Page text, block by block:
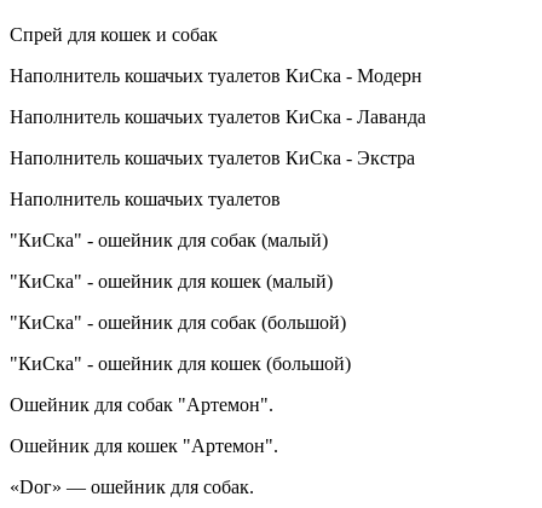
Спрей для кошек и собак
Наполнитель кошачьих туалетов КиСка - Модерн
Наполнитель кошачьих туалетов КиСка - Лаванда
Наполнитель кошачьих туалетов КиСка - Экстра
Наполнитель кошачьих туалетов
"КиСка" - ошейник для собак (малый)
"КиСка" - ошейник для кошек (малый)
"КиСка" - ошейник для собак (большой)
"КиСка" - ошейник для кошек (большой)
Ошейник для собак "Артемон".
Ошейник для кошек "Артемон".
«Dог» — ошейник для собак.